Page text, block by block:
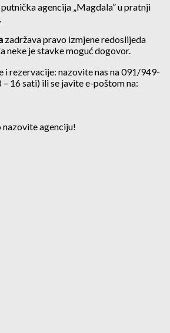
agencija „Magdala” u pratnji
zadržava pravo izmjene redoslijeda
neke je stavke moguć dogovor.
i rezervacije: nazovite nas na 091/949-
16 sati) ili se javite e-poštom na:
nazovite agenciju!